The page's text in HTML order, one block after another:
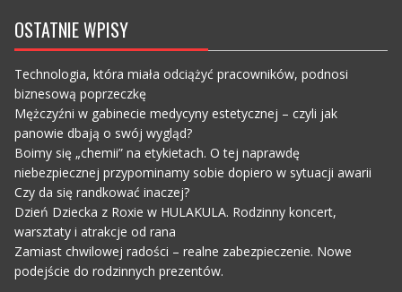
OSTATNIE WPISY
Technologia, która miała odciążyć pracowników, podnosi
biznesową poprzeczkę
Mężczyźni w gabinecie medycyny estetycznej – czyli jak
panowie dbają o swój wygląd?
Boimy się „chemii” na etykietach. O tej naprawdę
niebezpiecznej przypominamy sobie dopiero w sytuacji awarii
Czy da się randkować inaczej?
Dzień Dziecka z Roxie w HULAKULA. Rodzinny koncert,
warsztaty i atrakcje od rana
Zamiast chwilowej radości – realne zabezpieczenie. Nowe
podejście do rodzinnych prezentów.